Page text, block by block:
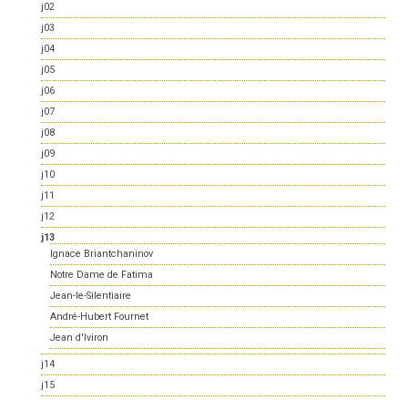
j02
j03
j04
j05
j06
j07
j08
j09
j10
j11
j12
j13
Ignace Briantchaninov
Notre Dame de Fatima
Jean-le-Silentiaire
André-Hubert Fournet
Jean d'Iviron
j14
j15